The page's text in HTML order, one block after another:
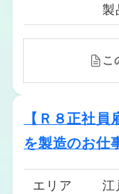
製
こ
【Ｒ８正社
を製造のお仕
エリア
江